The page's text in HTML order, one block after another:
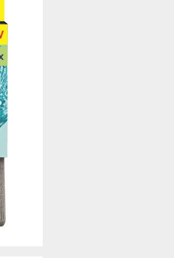
estar relacionada contigo, tus preferencias o tu dispositivo
correctamente. Por lo general, la información no te
Debido a que respetamos tu derecho a la
clic en las diferentes categorías de cookies para obtener más
en tu navegador. Sin embargo, si bloqueas ciertos
ofrecerte pueden verse afectados. Más información
necesarias
para que el sitio web funcione y no se pueden
necesarias te permitirán acceder a tu área de cliente,
compras. También nos permitirán detectar cualquier
y / o la navegación en el Sitio. Puedes configurar tu
pero algunas partes del sitio web pueden verse
personal.
determinar el número de visitas y las fuentes de